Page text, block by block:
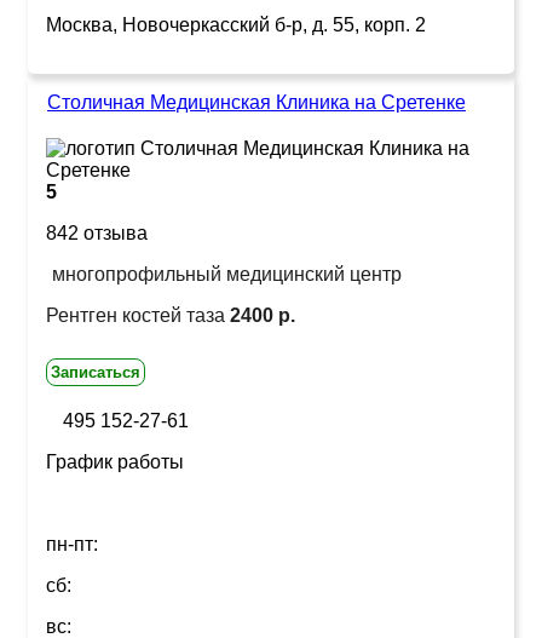
Москва, Новочеркасский б-р, д. 55, корп. 2
Столичная Медицинская Клиника на Сретенке
5
842 отзыва
многопрофильный медицинский центр
Рентген костей таза 2400 р.
Записаться
495 152-27-61
График работы
пн-пт:
сб:
вс: